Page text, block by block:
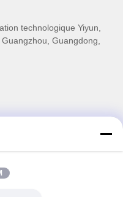
technologique Yiyun,
Guangdong,